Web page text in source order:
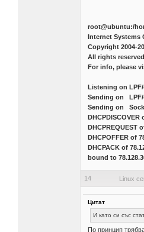
root@ubuntu:/
Internet Systems
Copyright 2004-
All rights
For info, please
Listening on
Sending on LPF/
Sending on
DHCPREQUEST
DHCPOFFER of
DHCPACK of
bound to
14 Linux
Цитат
И като си със
По принцип